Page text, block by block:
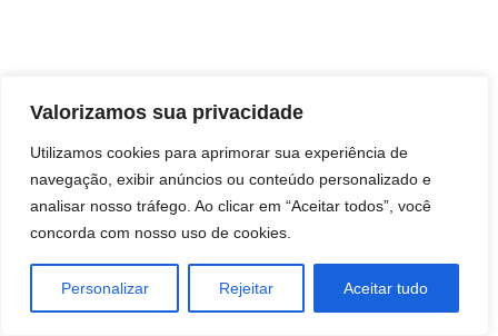
Valorizamos sua privacidade
Utilizamos cookies para aprimorar sua experiência de
navegação, exibir anúncios ou conteúdo personalizado e
analisar nosso tráfego. Ao clicar em “Aceitar todos”, você
concorda com nosso uso de cookies.
Personalizar Rejeitar Aceitar tudo
Consultas e trabalhos espirituais
Brasil - Santa Catarina - São José